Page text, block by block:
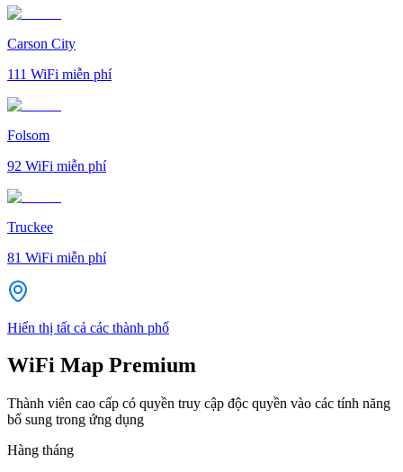
Carson City
111 WiFi miễn phí
Folsom
92 WiFi miễn phí
Truckee
81 WiFi miễn phí
Hiển thị tất cả các thành phố
WiFi Map Premium
Thành viên cao cấp có quyền truy cập độc quyền vào các tính năng
bổ sung trong ứng dụng
Hàng tháng